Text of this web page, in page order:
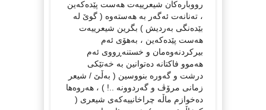
رووبارەکان شیعرییەت هەست پێدەکەین
، تەنانەت ئەگەر بە هەستەوە ( گوێ لە
بێدەنگی بەردیش ) بگرین شیعرییەت
هەست پێدەکەین ، بەهۆی ئەم
بیرکردنەوەمان و خستنەڕووی ئەم
هەموو فاکتانە دەتوانین بە خەتێکی
درشت و گەورە بنووسین ( بەڵێ / شیعر
زمانی مرۆڤ و گەردوونە ..! ) ، هەروەها
دەخوازم ماڵە چراخانییەکەی شیعری (